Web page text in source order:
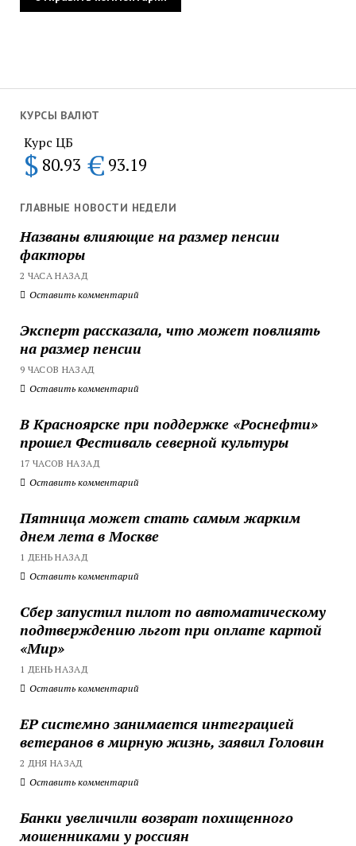
КУРСЫ ВАЛЮТ
Курс ЦБ
$ 80.93 € 93.19
ГЛАВНЫЕ НОВОСТИ НЕДЕЛИ
Названы влияющие на размер пенсии
факторы
2 ЧАСА НАЗАД
Оставить комментарий
Эксперт рассказала, что может повлиять
на размер пенсии
9 ЧАСОВ НАЗАД
Оставить комментарий
В Красноярске при поддержке «Роснефти»
прошел Фестиваль северной культуры
17 ЧАСОВ НАЗАД
Оставить комментарий
Пятница может стать самым жарким
днем лета в Москве
1 ДЕНЬ НАЗАД
Оставить комментарий
Сбер запустил пилот по автоматическому
подтверждению льгот при оплате картой
«Мир»
1 ДЕНЬ НАЗАД
Оставить комментарий
ЕР системно занимается интеграцией
ветеранов в мирную жизнь, заявил Головин
2 ДНЯ НАЗАД
Оставить комментарий
Банки увеличили возврат похищенного
мошенниками у россиян